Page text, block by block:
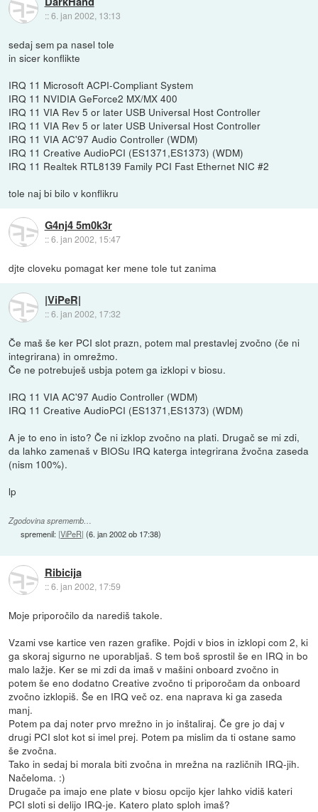
::6. jan 2002, 13:13
sedaj sem pa nasel tole
in sicer konflikte
IRQ 11 Microsoft ACPI-Compliant System
IRQ 11 NVIDIA GeForce2 MX/MX 400
IRQ 11 VIA Rev 5 or later USB Universal Host Controller
IRQ 11 VIA Rev 5 or later USB Universal Host Controller
IRQ 11 VIA AC'97 Audio Controller (WDM)
IRQ 11 Creative AudioPCI (ES1371,ES1373) (WDM)
IRQ 11 Realtek RTL8139 Family PCI Fast Ethernet NIC #2
tole naj bi bilo v konflikru
G4nj4 5m0k3r
::6. jan 2002, 15:47
djte cloveku pomagat ker mene tole tut zanima
|ViPeR|
::6. jan 2002, 17:32
Če maš še ker PCI slot prazn, potem mal prestavlej zvočno (če ni
integrirana) in omrežmo.
Če ne potrebuješ usbja potem ga izklopi v biosu.
IRQ 11 VIA AC'97 Audio Controller (WDM)
IRQ 11 Creative AudioPCI (ES1371,ES1373) (WDM)
A je to eno in isto? Če ni izklop zvočno na plati. Drugač se mi zdi,
da lahko zamenaš v BIOSu IRQ katerga integrirana žvočna zaseda
(nism 100%).
lp
Zgodovina sprememb…
spremenil: |ViPeR| (6. jan 2002 ob 17:38)
Ribicija
::6. jan 2002, 17:59
Moje priporočilo da narediš takole.
Vzami vse kartice ven razen grafike. Pojdi v bios in izklopi com 2, ki
ga skoraj sigurno ne uporabljaš. S tem boš sprostil še en IRQ in bo
malo lažje. Ker se mi zdi da imaš v mašini onboard zvočno in
potem še eno dodatno Creative zvočno ti priporočam da onboard
zvočno izklopiš. Še en IRQ več oz. ena naprava ki ga zaseda
manj.
Potem pa daj noter prvo mrežno in jo inštaliraj. Če gre jo daj v
drugi PCI slot kot si imel prej. Potem pa mislim da ti ostane samo
še zvočna.
Tako in sedaj bi morala biti zvočna in mrežna na različnih IRQ-jih.
Načeloma. :)
Drugače pa imajo ene plate v biosu opcijo kjer lahko vidiš kateri
PCI sloti si delijo IRQ-je. Katero plato sploh imaš?